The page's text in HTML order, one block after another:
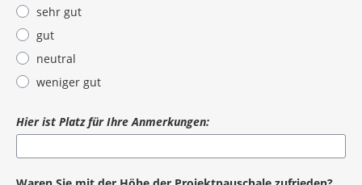
sehr gut
gut
neutral
weniger gut
Hier ist Platz für Ihre Anmerkungen: